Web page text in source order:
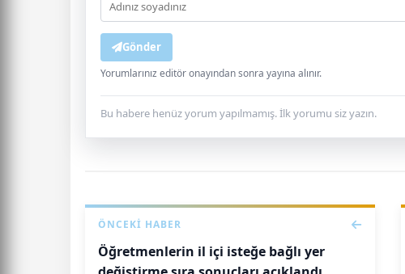
Gönder
Yorumlarınız editör onayından sonra yayına alınır.
Bu habere henüz yorum yapılmamış. İlk yorumu siz yazın.
ÖNCEKI HABER
Öğretmenlerin il içi isteğe bağlı yer